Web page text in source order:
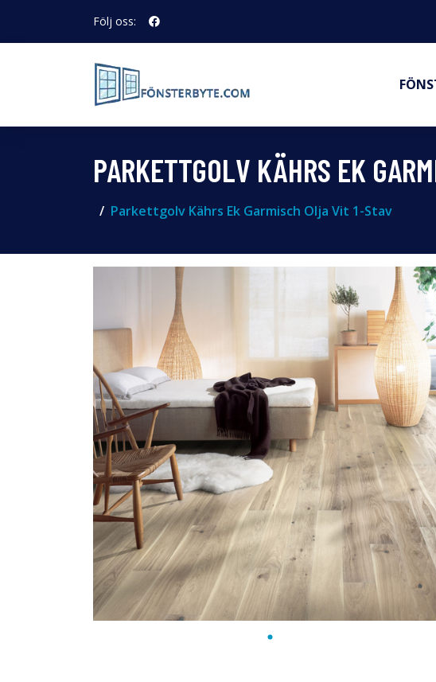
Följ oss:
PARKETTGOLV KÄHRS EK
Parkettgolv Kährs Ek Garmisch Olja Vit 1-Stav